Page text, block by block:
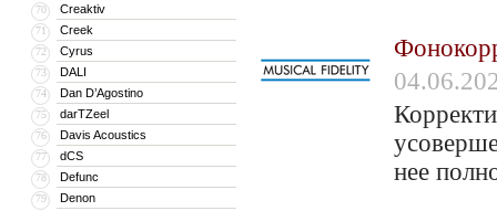
70 Creaktiv
71 Creek
72 Cyrus
73 DALI
74 Dan D’Agostino
75 darTZeel
76 Davis Acoustics
77 dCS
78 Defunc
79 Denon
нее